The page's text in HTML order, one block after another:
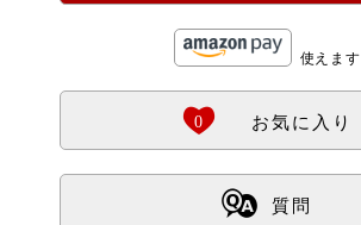
使えます
Ö
0 お気に入り
ß 質問